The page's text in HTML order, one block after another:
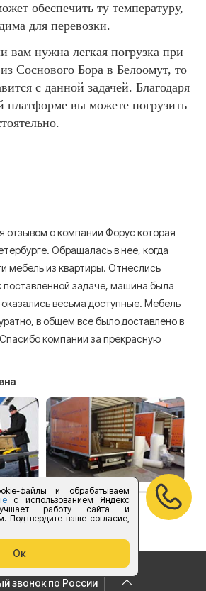
файлы и обрабатываем
с использованием Яндекс
работу сайта и
Подтвердите ваше согласие,
Ок
обеспечить ту температуру,
для перевозки.
вам нужна легкая погрузка при
Соснового Бора в Белоомут, то
с данной задачей. Благодаря
платформе вы можете погрузить
отзывом о компании Форус которая
Обращалась в нее, когда
мебель из квартиры. Отнеслись
поставленной задаче, машина была
весьма доступные. Мебель
в общем все было доставлено в
компании за прекрасную
звонок по России